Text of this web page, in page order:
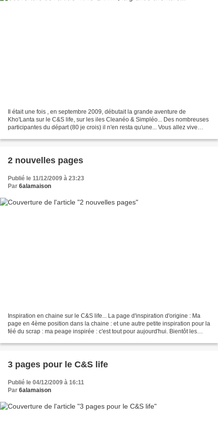
Il était une fois , en septembre 2009, débutait la grande aventure de
Kho'Lanta sur le C&S life, sur les iles Cleanéo & Simpléo... Des nombreuses
participantes du départ (80 je crois) il n'en resta qu'une... Vous allez vive
2 nouvelles pages
Publié le 11/12/2009 à 23:23
Par 6alamaison
Inspiration en chaine sur le C&S life... La page d'inspiration d'origine : Ma
page en 4ème position dans la chaine : et une autre petite inspiration pour la
féé du scrap : ma peage inspirée : c'est tout pour aujourd'hui. Bientôt les
3 pages pour le C&S life
Publié le 04/12/2009 à 16:11
Par 6alamaison